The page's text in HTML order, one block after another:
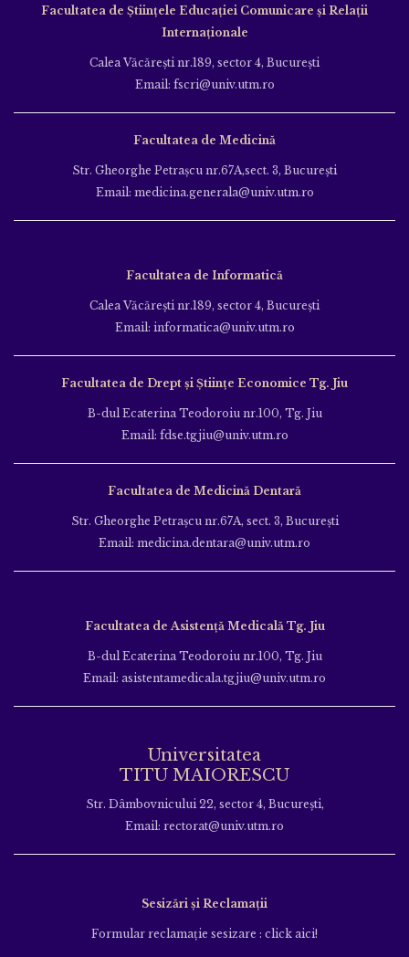
Facultatea de Ştiinţele Educației Comunicare și Relații
Internaționale
Calea Văcăreşti nr.189, sector 4, Bucureşti
Email: fscri@univ.utm.ro
Facultatea de Medicină
Str. Gheorghe Petraşcu nr.67A,sect. 3, Bucureşti
Email: medicina.generala@univ.utm.ro
Facultatea de Informatică
Calea Văcăreşti nr.189, sector 4, Bucureşti
Email: informatica@univ.utm.ro
Facultatea de Drept și Științe Economice Tg. Jiu
B-dul Ecaterina Teodoroiu nr.100, Tg. Jiu
Email: fdse.tgjiu@univ.utm.ro
Facultatea de Medicină Dentară
Str. Gheorghe Petraşcu nr.67A, sect. 3, Bucureşti
Email: medicina.dentara@univ.utm.ro
Facultatea de Asistență Medicală Tg. Jiu
B-dul Ecaterina Teodoroiu nr.100, Tg. Jiu
Email: asistentamedicala.tgjiu@univ.utm.ro
Universitatea
TITU MAIORESCU
Str. Dâmbovnicului 22, sector 4, București,
Email: rectorat@univ.utm.ro
Sesizări și Reclamații
Formular reclamație sesizare : click aici!